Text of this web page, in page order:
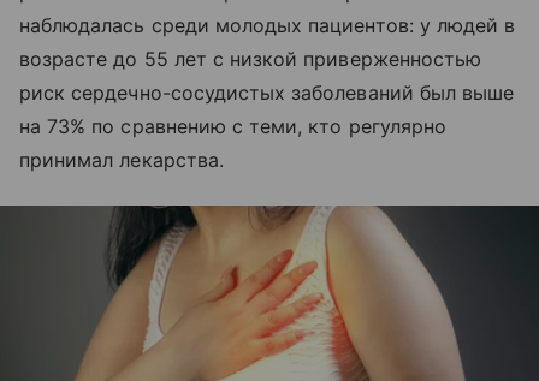
наблюдалась среди молодых пациентов: у людей в
возрасте до 55 лет с низкой приверженностью
риск сердечно-сосудистых заболеваний был выше
на 73% по сравнению с теми, кто регулярно
принимал лекарства.